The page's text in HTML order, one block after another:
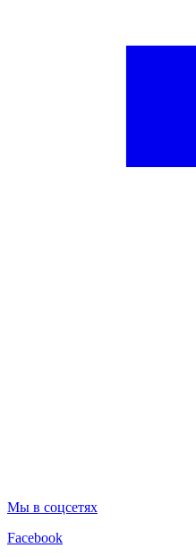
Мы в соцсетях
Facebook